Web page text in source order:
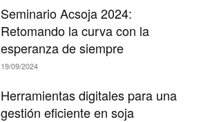
Seminario Acsoja 2024:
Retomando la curva con la
esperanza de siempre
19/09/2024
Herramientas digitales para una
gestión eficiente en soja